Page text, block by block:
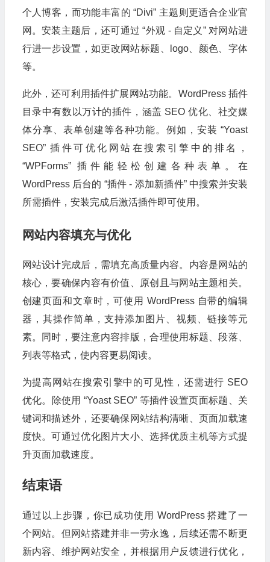
个人博客，而功能丰富的 “Divi” 主题则更适合企业官
网。安装主题后，还可通过 “外观 - 自定义” 对网站进
行进一步设置，如更改网站标题、logo、颜色、字体
等。
此外，还可利用插件扩展网站功能。WordPress 插件
目录中有数以万计的插件，涵盖 SEO 优化、社交媒
体分享、表单创建等各种功能。例如，安装 “Yoast
SEO” 插件可优化网站在搜索引擎中的排名，
“WPForms” 插件能轻松创建各种表单。在
WordPress 后台的 “插件 - 添加新插件” 中搜索并安装
所需插件，安装完成后激活插件即可使用。
网站内容填充与优化
网站设计完成后，需填充高质量内容。内容是网站的
核心，要确保内容有价值、原创且与网站主题相关。
创建页面和文章时，可使用 WordPress 自带的编辑
器，其操作简单，支持添加图片、视频、链接等元
素。同时，要注意内容排版，合理使用标题、段落、
列表等格式，使内容更易阅读。
为提高网站在搜索引擎中的可见性，还需进行 SEO
优化。除使用 “Yoast SEO” 等插件设置页面标题、关
键词和描述外，还要确保网站结构清晰、页面加载速
度快。可通过优化图片大小、选择优质主机等方式提
升页面加载速度。
结束语
通过以上步骤，你已成功使用 WordPress 搭建了一
个网站。但网站搭建并非一劳永逸，后续还需不断更
新内容、维护网站安全，并根据用户反馈进行优化，